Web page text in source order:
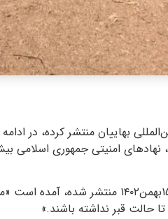
بهاییان منتشر کرده، در
در این بیانیه که روز سه‌شنبه
تا حالت قبر نداشته باشند.»